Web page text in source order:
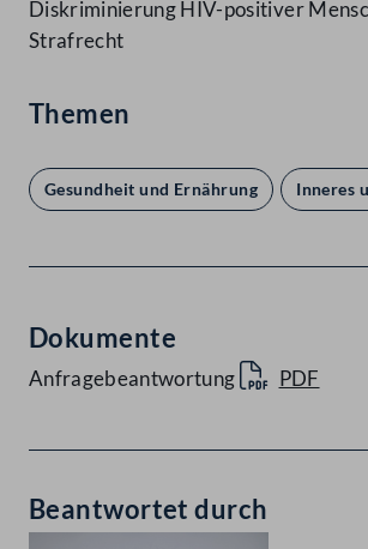
Diskriminierung HIV-positiver
Strafrecht
Themen
Gesundheit und Ernährung Inneres
Dokumente
Anfragebeantwortung PDF
Beantwortet durch